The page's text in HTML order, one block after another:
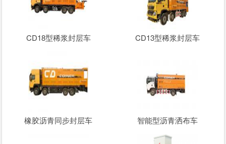
CD18型稀浆封层车 CD13型稀浆封层车
橡胶沥青同步封层车 智能型沥青洒布车